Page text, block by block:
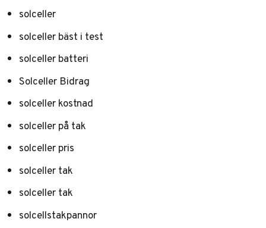
solceller
solceller bäst i test
solceller batteri
Solceller Bidrag
solceller kostnad
solceller på tak
solceller pris
solceller tak
solceller tak
solcellstakpannor